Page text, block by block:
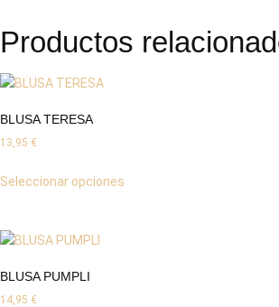
Productos
BLUSA TERESA
13,95 €
Seleccionar opciones
BLUSA PUMPLI
14,95 €